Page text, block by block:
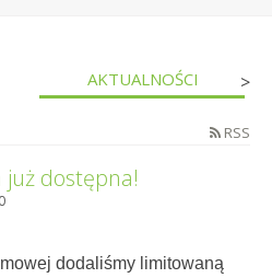
AKTUALNOŚCI >
RSS
dostępna!
dodaliśmy limitowaną